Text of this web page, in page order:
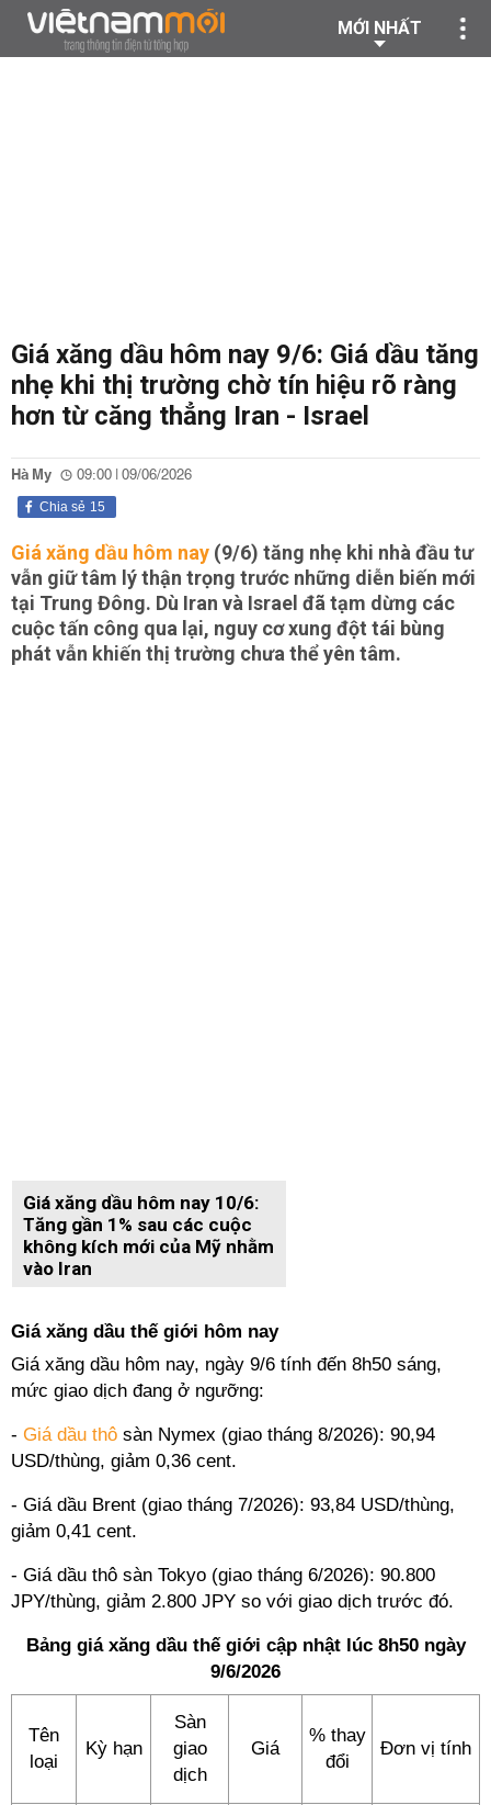
MỚI NHẤT
Giá xăng dầu hôm nay 9/6: Giá dầu tăng
nhẹ khi thị trường chờ tín hiệu rõ ràng
hơn từ căng thẳng Iran - Israel
Hà My 09:00 | 09/06/2026
15
Chia sẻ
Giá xăng dầu hôm nay (9/6) tăng nhẹ khi nhà đầu tư
vẫn giữ tâm lý thận trọng trước những diễn biến mới
tại Trung Đông. Dù Iran và Israel đã tạm dừng các
cuộc tấn công qua lại, nguy cơ xung đột tái bùng
phát vẫn khiến thị trường chưa thể yên tâm.
Giá xăng dầu hôm nay 10/6:
Tăng gần 1% sau các cuộc
không kích mới của Mỹ nhằm
vào Iran
Giá xăng dầu thế giới hôm nay
Giá xăng dầu hôm nay, ngày 9/6 tính đến 8h50 sáng,
mức giao dịch đang ở ngưỡng:
- Giá dầu thô sàn Nymex (giao tháng 8/2026): 90,94
USD/thùng, giảm 0,36 cent.
- Giá dầu Brent (giao tháng 7/2026): 93,84 USD/thùng,
giảm 0,41 cent.
- Giá dầu thô sàn Tokyo (giao tháng 6/2026): 90.800
JPY/thùng, giảm 2.800 JPY so với giao dịch trước đó.
Bảng giá xăng dầu thế giới cập nhật lúc 8h50 ngày
9/6/2026
Tên
loại
Kỳ hạn
Sàn
giao
dịch
Giá
% thay
đổi
Đơn vị tính